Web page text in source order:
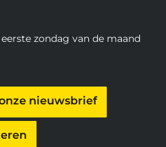
zondag van de maand
nieuwsbrief